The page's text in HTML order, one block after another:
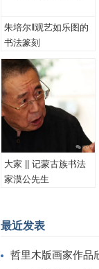
朱培尔‖观艺如乐图的
书法篆刻
大家 || 记蒙古族书法
家漠公先生
最近发表
哲里木版画家作品欣赏——科